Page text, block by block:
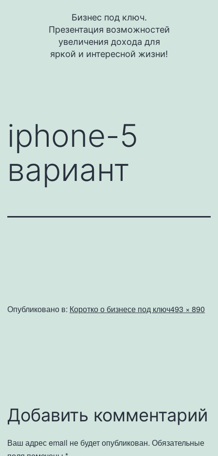
содержимому
Бизнес под ключ.
Презентация возможностей
увеличения дохода для
яркой и интересной жизни!
iphone-5
вариант
Опубликовано в: Коротко о бизнесе под ключПолный
493 × 890
Добавить комментарий
Ваш адрес email не будет опубликован. Обязательные